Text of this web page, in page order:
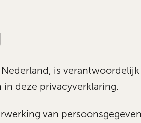
is
in deze privacyverklaring.
van